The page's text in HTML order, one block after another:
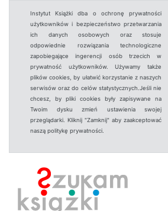
Instytut Książki dba o ochronę prywatności
użytkowników i bezpieczeństwo przetwarzania
ich danych osobowych oraz stosuje
odpowiednie rozwiązania technologiczne
zapobiegające ingerencji osób trzecich w
prywatność użytkowników. Używamy także
plików cookies, by ułatwić korzystanie z naszych
serwisów oraz do celów statystycznych.Jeśli nie
chcesz, by pliki cookies były zapisywane na
Twoim dysku zmień ustawienia swojej
przeglądarki. Kliknij "Zamknij" aby zaakceptować
naszą politykę prywatności.